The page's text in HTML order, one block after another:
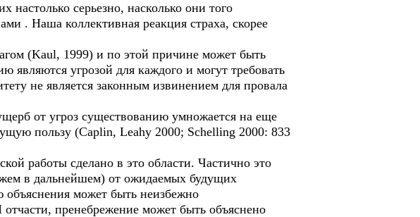
серьезно, насколько они того
. Наша коллективная реакция страха, скорее
(Kaul, 1999) и по этой причине может быть
являются угрозой для каждого и могут требовать
не является законным извинением для провала
от угроз существованию умножается на еще
пользу (Caplin, Leahy 2000; Schelling 2000: 833
работы сделано в это области. Частично это
в дальнейшем) от ожидаемых будущих
объяснения может быть неизбежно
пренебрежение может быть объяснено